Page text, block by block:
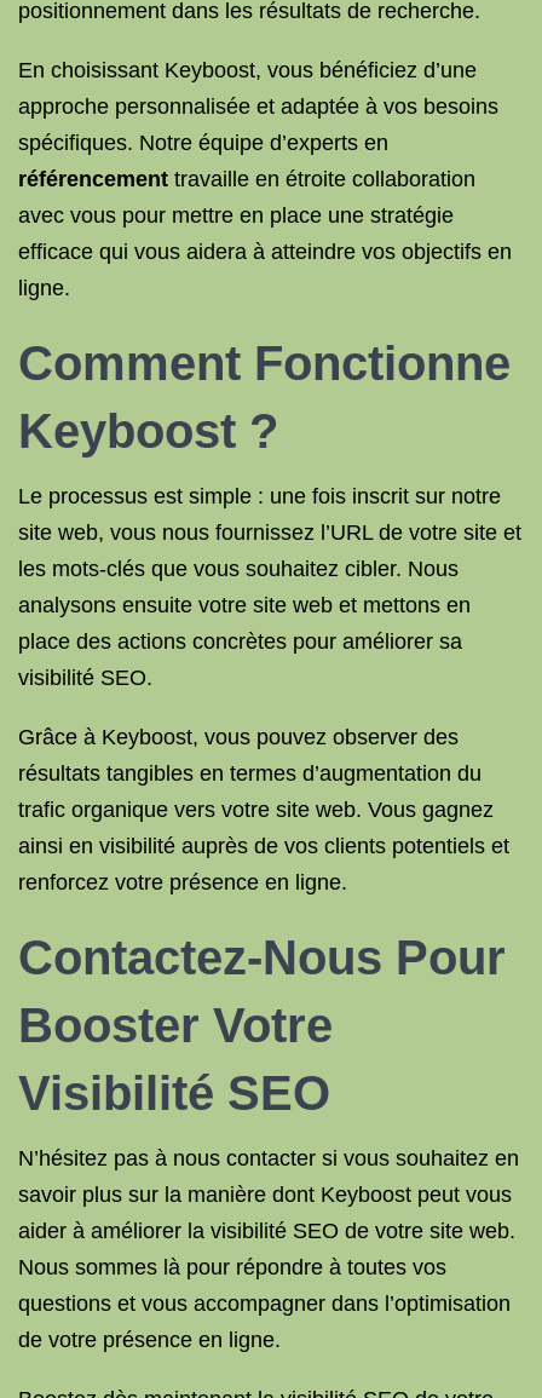
positionnement dans les résultats de recherche.
En choisissant Keyboost, vous bénéficiez d’une
approche personnalisée et adaptée à vos besoins
spécifiques. Notre équipe d’experts en
référencement travaille en étroite collaboration
avec vous pour mettre en place une stratégie
efficace qui vous aidera à atteindre vos objectifs en
ligne.
Comment Fonctionne
Keyboost ?
Le processus est simple : une fois inscrit sur notre
site web, vous nous fournissez l’URL de votre site et
les mots-clés que vous souhaitez cibler. Nous
analysons ensuite votre site web et mettons en
place des actions concrètes pour améliorer sa
visibilité SEO.
Grâce à Keyboost, vous pouvez observer des
résultats tangibles en termes d’augmentation du
trafic organique vers votre site web. Vous gagnez
ainsi en visibilité auprès de vos clients potentiels et
renforcez votre présence en ligne.
Contactez-Nous Pour
Booster Votre
Visibilité SEO
N’hésitez pas à nous contacter si vous souhaitez en
savoir plus sur la manière dont Keyboost peut vous
aider à améliorer la visibilité SEO de votre site web.
Nous sommes là pour répondre à toutes vos
questions et vous accompagner dans l’optimisation
de votre présence en ligne.